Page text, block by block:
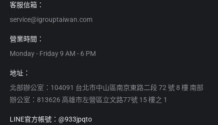
客服信箱：
service@igrouptaiwan.com
營業時間：
Monday - Friday 9 AM - 6 PM
地址：
北部辦公室：104091 台北市中山區南京東路二段 72 號 8 樓 南部
辦公室：813626 高雄市左營區立文路77號 15 樓之 1
LINE官方帳號：@933jpqto